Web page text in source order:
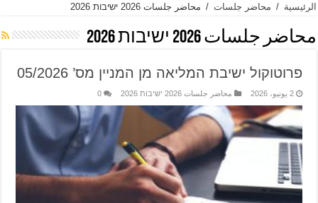
الرئيسية / محاضر جلسات / محاضر جلسات 2026 ישיבות 2026
محاضر جلسات 2026 ישיבות 2026
פרוטוקול ישיבת המליאה מן המניין מס’ 05/2026
2 يونيو، 2026 محاضر جلسات 2026 ישיבות 2026 0